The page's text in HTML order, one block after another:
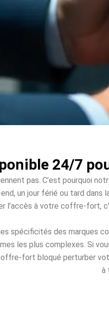
24/7
pas. C’est pourquoi
un jour férié ou tard dans
l’accès à votre coffre-fort,
spécificités des marques
les plus complexes. Si
fort bloqué perturber
à